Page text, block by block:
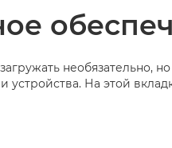
необязательно,
устройства. На этой